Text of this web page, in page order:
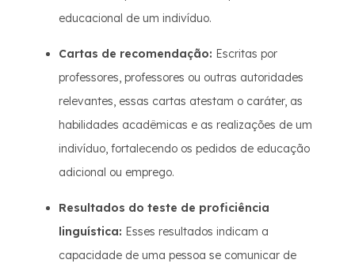
educacional de um indivíduo.
Cartas de recomendação: Escritas por
professores, professores ou outras autoridades
relevantes, essas cartas atestam o caráter, as
habilidades acadêmicas e as realizações de um
indivíduo, fortalecendo os pedidos de educação
adicional ou emprego.
Resultados do teste de proficiência
linguística: Esses resultados indicam a
capacidade de uma pessoa se comunicar de